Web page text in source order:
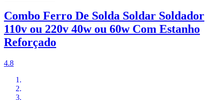
Combo Ferro De Solda Soldar Soldador
110v ou 220v 40w ou 60w Com Estanho
Reforçado
4.8